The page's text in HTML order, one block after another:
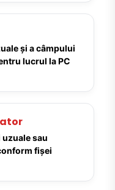
și a câmpului
lucrul la PC
sau
fișei